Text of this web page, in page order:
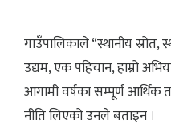
गाउँपालिकाले “स्थानीय स्रोत,
उद्यम, एक पहिचान, हाम्रो
आगामी वर्षका सम्पूर्ण आर्थिक
नीति लिएको उनले बताइन ।